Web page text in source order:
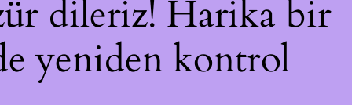
dileriz! Harika bir
yeniden kontrol